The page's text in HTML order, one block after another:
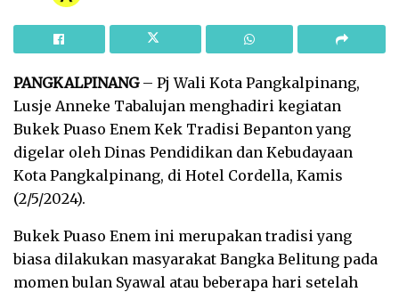
PANGKALPINANG– Pj Wali Kota Pangkalpinang,
Lusje Anneke Tabalujan menghadiri kegiatan
Bukek Puaso Enem Kek Tradisi Bepanton yang
digelar oleh Dinas Pendidikan dan Kebudayaan
Kota Pangkalpinang, di Hotel Cordella, Kamis
(2/5/2024).
Bukek Puaso Enem ini merupakan tradisi yang
biasa dilakukan masyarakat Bangka Belitung pada
momen bulan Syawal atau beberapa hari setelah